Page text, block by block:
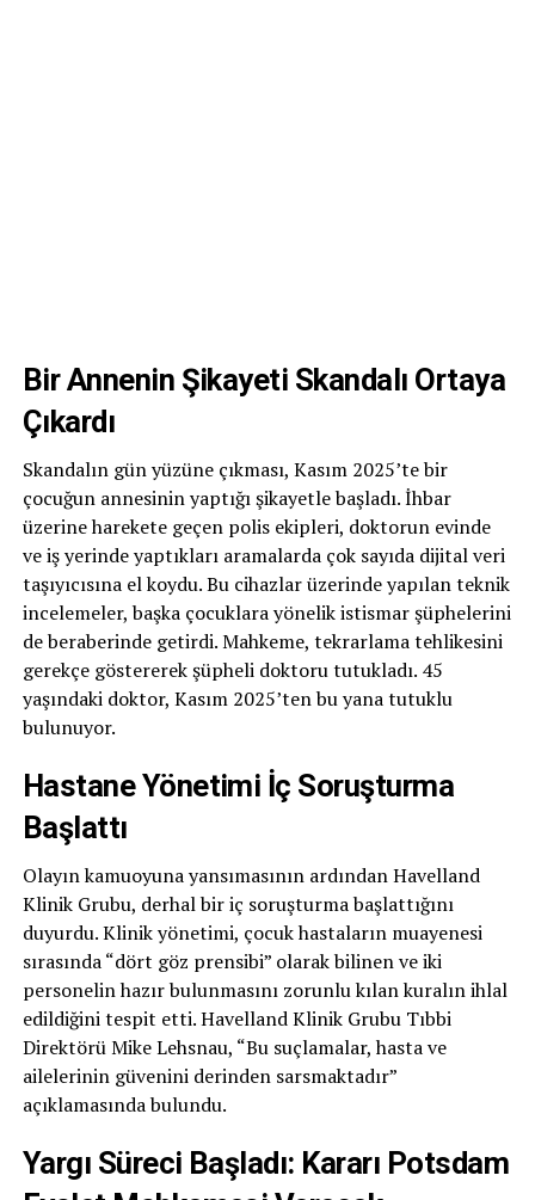
Bir Annenin Şikayeti Skandalı Ortaya
Çıkardı
Skandalın gün yüzüne çıkması, Kasım 2025’te bir
çocuğun annesinin yaptığı şikayetle başladı. İhbar
üzerine harekete geçen polis ekipleri, doktorun evinde
ve iş yerinde yaptıkları aramalarda çok sayıda dijital veri
taşıyıcısına el koydu. Bu cihazlar üzerinde yapılan teknik
incelemeler, başka çocuklara yönelik istismar şüphelerini
de beraberinde getirdi. Mahkeme, tekrarlama tehlikesini
gerekçe göstererek şüpheli doktoru tutukladı. 45
yaşındaki doktor, Kasım 2025’ten bu yana tutuklu
bulunuyor.
Hastane Yönetimi İç Soruşturma
Başlattı
Olayın kamuoyuna yansımasının ardından Havelland
Klinik Grubu, derhal bir iç soruşturma başlattığını
duyurdu. Klinik yönetimi, çocuk hastaların muayenesi
sırasında “dört göz prensibi” olarak bilinen ve iki
personelin hazır bulunmasını zorunlu kılan kuralın ihlal
edildiğini tespit etti. Havelland Klinik Grubu Tıbbi
Direktörü Mike Lehsnau, “Bu suçlamalar, hasta ve
ailelerinin güvenini derinden sarsmaktadır”
açıklamasında bulundu.
Yargı Süreci Başladı: Kararı Potsdam